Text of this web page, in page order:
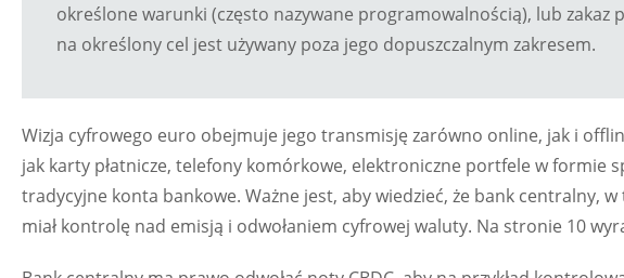
określone warunki (często nazywane programowalnością), lub zakaz
na określony cel jest używany poza jego dopuszczalnym zakresem.
Wizja cyfrowego euro obejmuje jego transmisję zarówno online, jak i
jak karty płatnicze, telefony komórkowe, elektroniczne portfele w formie
tradycyjne konta bankowe. Ważne jest, aby wiedzieć, że bank centralny, w
miał kontrolę nad emisją i odwołaniem cyfrowej waluty. Na stronie 10